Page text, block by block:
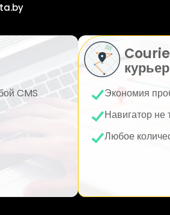
CMS
Экономия
Навигатор не
Любое